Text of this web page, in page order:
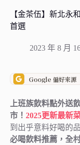
【金茶伍】新北永
首選
2023 年 8 月
Google 偏好來源
上班族飲料點外送
市 ！ 2025更新最新
到出乎意料好喝的
必喝飲料推薦，全